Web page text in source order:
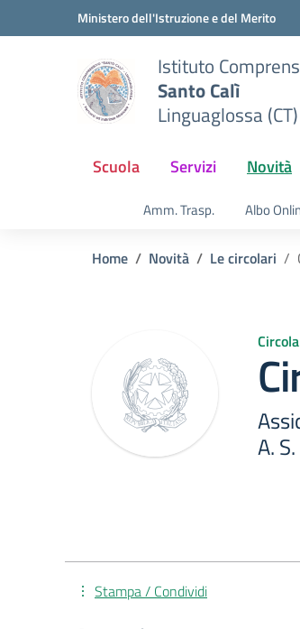
Vai ai contenuti
Vai al menu di navigazioneMinistero dell'Istruzione e del Merito
Istituto
Santo Calì
Linguaglossa (CT)
Scuola Servizi Novità
Amm. Trasp. Albo
Home Novità Le circolari
A.
Stampa / Condividi